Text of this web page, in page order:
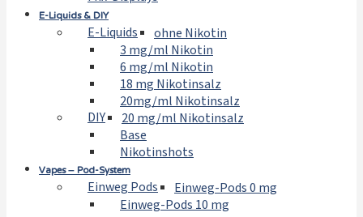
E-Liquids & DIY
E-Liquids
ohne Nikotin
3 mg/ml Nikotin
6 mg/ml Nikotin
18 mg Nikotinsalz
20mg/ml Nikotinsalz
DIY
20 mg/ml Nikotinsalz
Base
Nikotinshots
Vapes – Pod-System
Einweg Pods
Einweg-Pods 0 mg
Einweg-Pods 10 mg